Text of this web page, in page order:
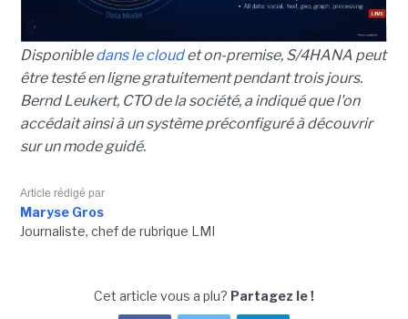
Disponibledans le cloudet on-premise, S/4HANA peut
être testé en ligne gratuitement pendant trois jours.
Bernd Leukert, CTO de la société, a indiqué que l'on
accédait ainsi à un système préconfiguré à découvrir
sur un mode guidé.
Article rédigé par
Maryse Gros
Journaliste, chef de rubrique LMI
Cet article vous a plu? Partagez le !